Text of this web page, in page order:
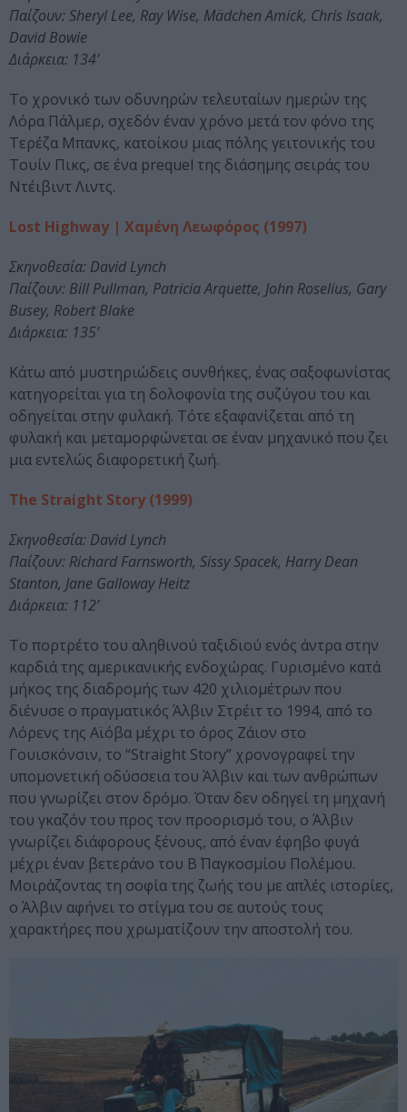
Παίζουν: Sheryl Lee, Ray Wise, Mädchen Amick, Chris Isaak,
David Bowie
Διάρκεια: 134’
Το χρονικό των οδυνηρών τελευταίων ημερών της
Λόρα Πάλμερ, σχεδόν έναν χρόνο μετά τον φόνο της
Τερέζα Μπανκς, κατοίκου μιας πόλης γειτονικής του
Τουίν Πικς, σε ένα prequel της διάσημης σειράς του
Ντέιβιντ Λιντς.
Lost Highway | Χαμένη Λεωφόρος (1997)
Σκηνοθεσία: David Lynch
Παίζουν: Bill Pullman, Patricia Arquette, John Roselius, Gary
Busey, Robert Blake
Διάρκεια: 135’
Κάτω από μυστηριώδεις συνθήκες, ένας σαξοφωνίστας
κατηγορείται για τη δολοφονία της συζύγου του και
οδηγείται στην φυλακή. Τότε εξαφανίζεται από τη
φυλακή και μεταμορφώνεται σε έναν μηχανικό που ζει
μια εντελώς διαφορετική ζωή.
The Straight Story (1999)
Σκηνοθεσία: David Lynch
Παίζουν: Richard Farnsworth, Sissy Spacek, Harry Dean
Stanton, Jane Galloway Heitz
Διάρκεια: 112’
Το πορτρέτο του αληθινού ταξιδιού ενός άντρα στην
καρδιά της αμερικανικής ενδοχώρας. Γυρισμένο κατά
μήκος της διαδρομής των 420 χιλιομέτρων που
διένυσε ο πραγματικός Άλβιν Στρέιτ το 1994, από το
Λόρενς της Αϊόβα μέχρι το όρος Ζάιον στο
Γουισκόνσιν, το “Straight Story” χρονογραφεί την
υπομονετική οδύσσεια του Άλβιν και των ανθρώπων
που γνωρίζει στον δρόμο. Όταν δεν οδηγεί τη μηχανή
του γκαζόν του προς τον προορισμό του, ο Άλβιν
γνωρίζει διάφορους ξένους, από έναν έφηβο φυγά
μέχρι έναν βετεράνο του Β΄ Παγκοσμίου Πολέμου.
Μοιράζοντας τη σοφία της ζωής του με απλές ιστορίες,
ο Άλβιν αφήνει το στίγμα του σε αυτούς τους
χαρακτήρες που χρωματίζουν την αποστολή του.